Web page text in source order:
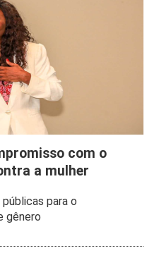
com o
a mulher
para o
gênero